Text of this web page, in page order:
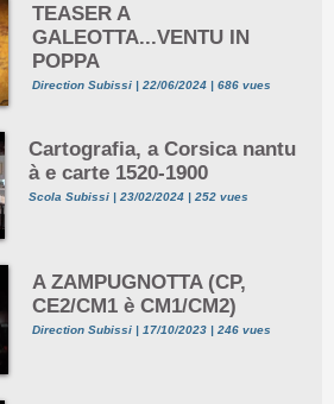
TEASER A
GALEOTTA...VENTU IN
POPPA
Direction Subissi | 22/06/2024 | 686 vues
Cartografia, a Corsica nantu
à e carte 1520-1900
Scola Subissi | 23/02/2024 | 252 vues
A ZAMPUGNOTTA (CP,
CE2/CM1 è CM1/CM2)
Direction Subissi | 17/10/2023 | 246 vues